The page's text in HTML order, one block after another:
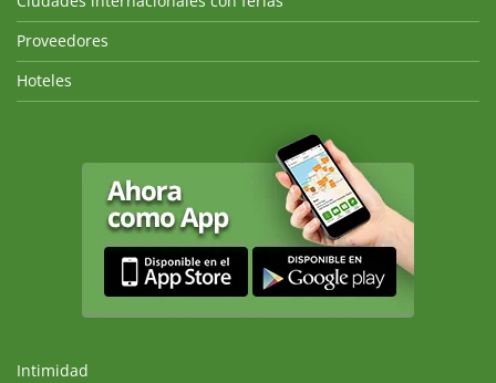
Proveedores
Hoteles
Intimidad